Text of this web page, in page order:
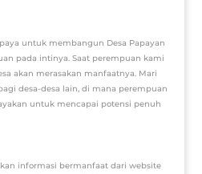
untuk membangun Desa Papayan
pada intinya. Saat perempuan kami
akan merasakan manfaatnya. Mari
desa-desa lain, di mana perempuan
untuk mencapai potensi penuh
informasi bermanfaat dari website